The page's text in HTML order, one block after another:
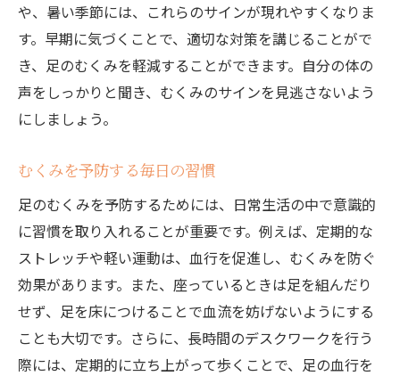
や、暑い季節には、これらのサインが現れやすくなりま
す。早期に気づくことで、適切な対策を講じることがで
き、足のむくみを軽減することができます。自分の体の
声をしっかりと聞き、むくみのサインを見逃さないよう
にしましょう。
むくみを予防する毎日の習慣
足のむくみを予防するためには、日常生活の中で意識的
に習慣を取り入れることが重要です。例えば、定期的な
ストレッチや軽い運動は、血行を促進し、むくみを防ぐ
効果があります。また、座っているときは足を組んだり
せず、足を床につけることで血流を妨げないようにする
ことも大切です。さらに、長時間のデスクワークを行う
際には、定期的に立ち上がって歩くことで、足の血行を